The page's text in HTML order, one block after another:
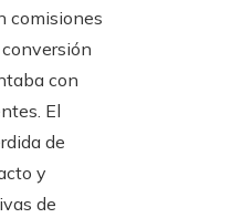
comisiones
con
El
de
y
de